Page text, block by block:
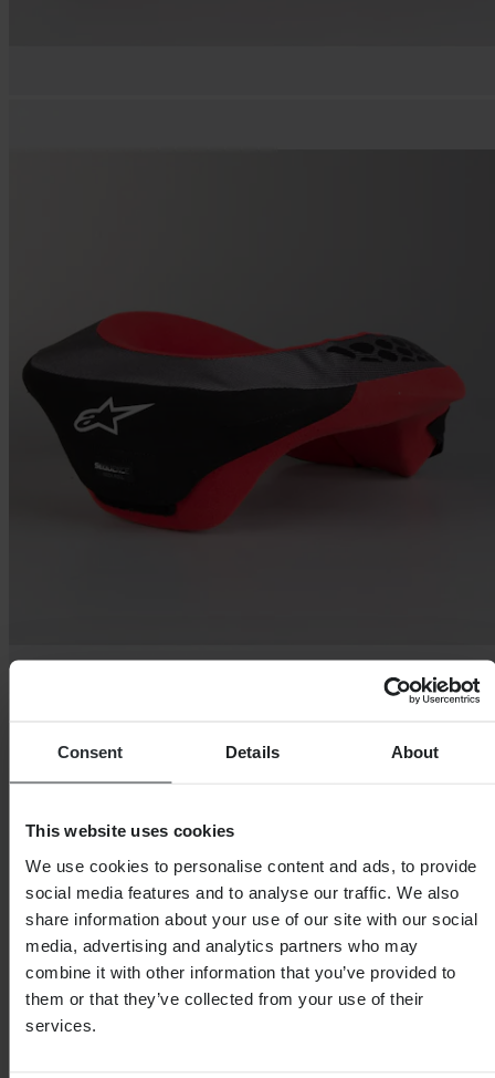
Consent Details About
This website uses cookies
We use cookies to personalise content and ads, to provide
social media features and to analyse our traffic. We also
share information about your use of our site with our social
media, advertising and analytics partners who may
combine it with other information that you’ve provided to
them or that they’ve collected from your use of their
services.